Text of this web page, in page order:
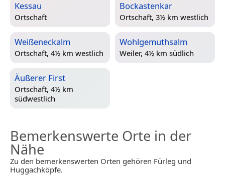
Kessau
Ortschaft
Bockastenkar
Ortschaft, 3½ km westlich
Weißeneckalm
Ortschaft, 4½ km westlich
Wohlgemuthsalm
Weiler, 4½ km südlich
Äußerer First
Ortschaft, 4½ km
südwestlich
Bemerkenswerte Orte in der
Nähe
Zu den bemerkenswerten Orten gehören Fürleg und
Huggachköpfe.